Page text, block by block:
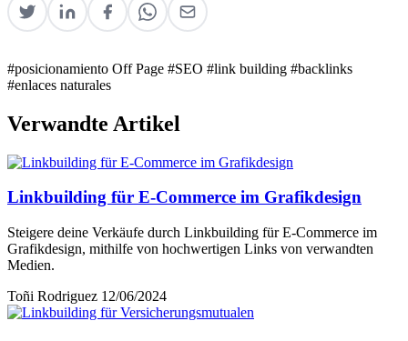
#posicionamiento Off Page #SEO #link building #backlinks
#enlaces naturales
Verwandte Artikel
Linkbuilding für E-Commerce im Grafikdesign
Steigere deine Verkäufe durch Linkbuilding für E-Commerce im
Grafikdesign, mithilfe von hochwertigen Links von verwandten
Medien.
Toñi Rodriguez 12/06/2024